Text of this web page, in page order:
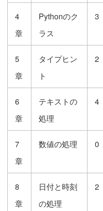
4
章
Pythonのク
ラス
3
5
章
タイプヒン
ト
2
6
章
テキストの
処理
4
7
章
数値の処理 0
8
章
日付と時刻
の処理
2